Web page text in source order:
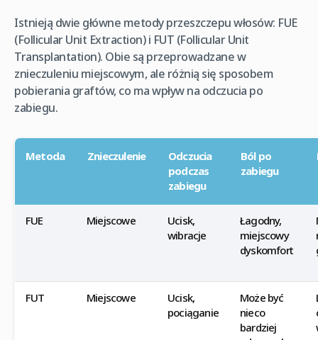
Istnieją dwie główne metody przeszczepu włosów: FUE
(Follicular Unit Extraction) i FUT (Follicular Unit
Transplantation). Obie są przeprowadzane w
znieczuleniu miejscowym, ale różnią się sposobem
pobierania graftów, co ma wpływ na odczucia po
zabiegu.
Metoda Znieczulenie
Odczucia
podczas
zabiegu
Ból po
zabiegu
FUE Miejscowe
Ucisk,
wibracje
Łagodny,
miejscowy
dyskomfort
FUT Miejscowe
Ucisk,
pociąganie
Może być
nieco
bardziej